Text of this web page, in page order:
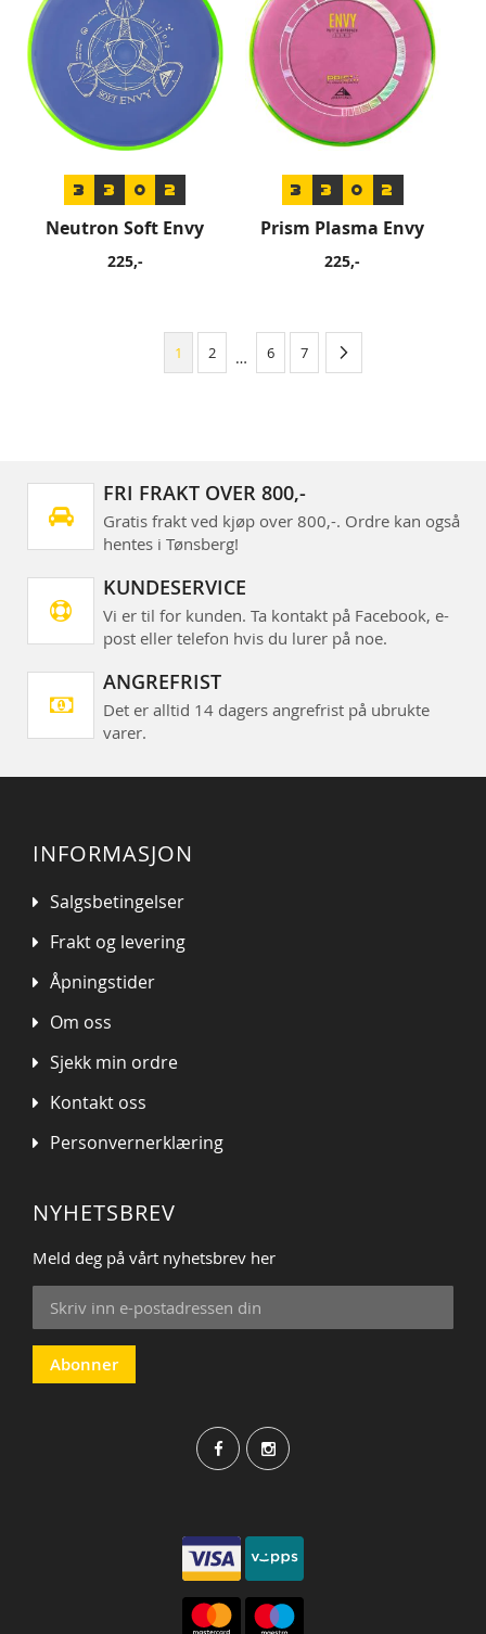
3 3 0 2
Neutron Soft Envy
225,-
3 3 0 2
Prism Plasma Envy
225,-
1 2 … 6 7
FRI FRAKT OVER 800,-
Gratis frakt ved kjøp over 800,-. Ordre kan også
hentes i Tønsberg!
KUNDESERVICE
Vi er til for kunden. Ta kontakt på Facebook, e-
post eller telefon hvis du lurer på noe.
ANGREFRIST
Det er alltid 14 dagers angrefrist på ubrukte
varer.
INFORMASJON
Salgsbetingelser
Frakt og levering
Åpningstider
Om oss
Sjekk min ordre
Kontakt oss
Personvernerklæring
NYHETSBREV
Meld deg på vårt nyhetsbrev her
Sign
Up
for
Our
Newsletter:
Abonner